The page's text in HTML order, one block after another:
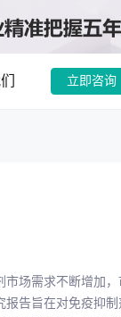
在机会
立即咨询
场需求不断增加
告旨在对免疫抑